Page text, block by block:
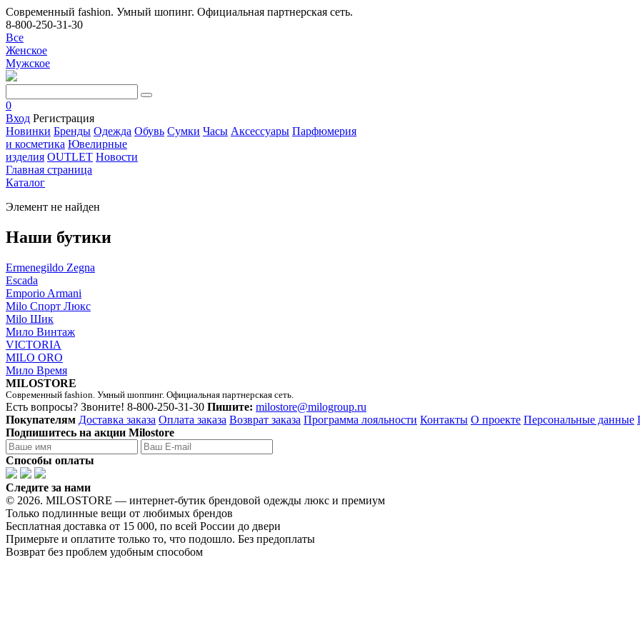
Современный fashion. Умный шопинг. Официальная партнерская сеть.
8-800-250-31-30
Все
Женское
Мужское
0
Вход Регистрация
Новинки Бренды Одежда Обувь Сумки Часы Аксессуары Парфюмерия
и косметика Ювелирные
изделия OUTLET Новости
Главная страница
Каталог
Элемент не найден
Наши бутики
Ermenegildo Zegna
Escada
Emporio Armani
Milo Спорт Люкс
Milo Шик
Мило Винтаж
VICTORIA
MILO ORO
Мило Время
MILOSTORE
Современный fashion. Умный шоппинг. Официальная партнерская сеть.
Есть вопросы? Звоните! 8-800-250-31-30 Пишите: milostore@milogroup.ru
Покупателям Доставка заказа Оплата заказа Возврат заказа Программа лояльности Контакты О проекте Персональные данные
Подпишитесь на акции Milostore
Способы оплаты
Следите за нами
© 2026. MILOSTORE — интернет-бутик брендовой одежды люкс и премиум
Только подлинные вещи от любимых брендов
Бесплатная доставка от 15 000, по всей России до двери
Примерьте и оплатите только то, что подошло. Без предоплаты
Возврат без проблем удобным способом